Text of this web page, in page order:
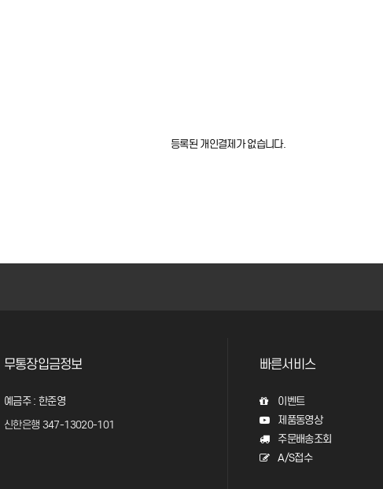
등록된 개인결제가 없습니다.
무통장입금정보
예금주 : 한준영
신한은행 347-13020-101
빠른서비스
이벤트
제품동영상
주문배송조회
A/S접수